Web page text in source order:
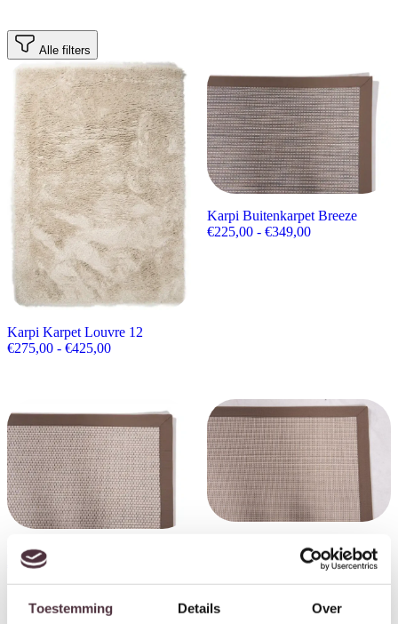
Toestemming Details Over
Alle filters
Karpi Karpet Louvre 12
€275,00 - €425,00Prijsklasse: €275,00 tot €425,00
Karpi Buitenkarpet Breeze
€225,00 - €349,00Prijsklasse:
Karpi Karpet Breeze
225,00
Karpi Buitenkarpet Season
349,00Prijsklasse: